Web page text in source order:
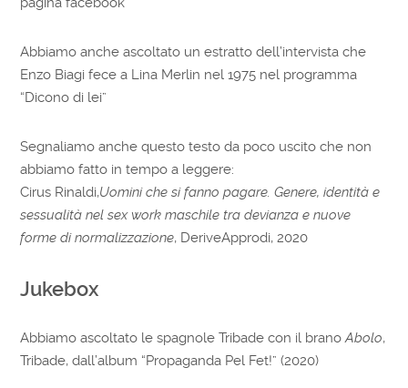
Abbiamo anche ascoltato un estratto dell’intervista che
Enzo Biagi fece a Lina Merlin nel 1975 nel programma
“Dicono di lei”
Segnaliamo anche questo testo da poco uscito che non
abbiamo fatto in tempo a leggere:
Cirus Rinaldi,Uomini che si fanno pagare. Genere, identità e
sessualità nel sex work maschile tra devianza e nuove
forme di normalizzazione, DeriveApprodi, 2020
Jukebox
Abbiamo ascoltato le spagnole Tribade con il branoAbolo,
Tribade, dall’album “Propaganda Pel Fet!” (2020)